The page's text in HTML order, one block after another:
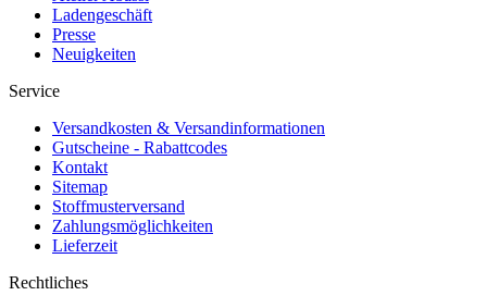
Ladengeschäft
Presse
Neuigkeiten
Service
Versandkosten & Versandinformationen
Gutscheine - Rabattcodes
Kontakt
Sitemap
Stoffmusterversand
Zahlungsmöglichkeiten
Lieferzeit
Rechtliches